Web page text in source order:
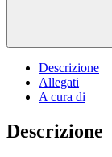
Descrizione
Allegati
A cura di
Descrizione